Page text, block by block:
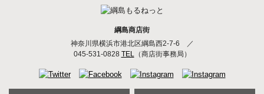
綱島商店街
神奈川県横浜市港北区綱島西2-7-6
／
045-531-0828 TEL（商店街事務局）